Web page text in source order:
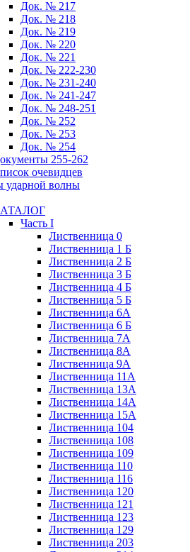
Док. № 217
Док. № 218
Док. № 219
Док. № 220
Док. № 221
Док. № 222-230
Док. № 231-240
Док. № 241-247
Док. № 248-251
Док. № 252
Док. № 253
Док. № 254
255-262
очевидцев
ударной волны
Часть I
Лиственница 0
Лиственница 1 Б
Лиственница 2 Б
Лиственница 3 Б
Лиственница 4 Б
Лиственница 5 Б
Лиственница 6А
Лиственница 6 Б
Лиственница 7А
Лиственница 8А
Лиственница 9А
Лиственница 11А
Лиственница 13А
Лиственница 14А
Лиственница 15А
Лиственница 104
Лиственница 108
Лиственница 109
Лиственница 110
Лиственница 116
Лиственница 120
Лиственница 121
Лиственница 123
Лиственница 129
Лиственница 203